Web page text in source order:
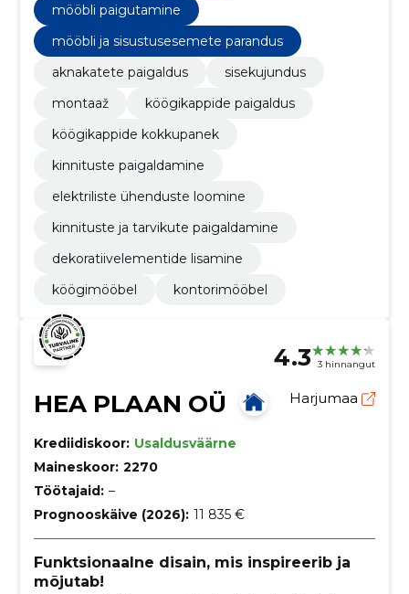
mööbli paigutamine
mööbli ja sisustusesemete parandus
aknakatete paigaldus
sisekujundus
montaaž
köögikappide paigaldus
köögikappide kokkupanek
kinnituste paigaldamine
elektriliste ühenduste loomine
kinnituste ja tarvikute paigaldamine
dekoratiivelementide lisamine
köögimööbel
kontorimööbel
4.3 3 hinnangut
HEA PLAAN OÜ Harjumaa
Krediidiskoor: Usaldusväärne
Maineskoor: 2270
Töötajaid: –
Prognooskäive (2026): 11 835 €
Funktsionaalne disain, mis inspireerib ja
mõjutab!